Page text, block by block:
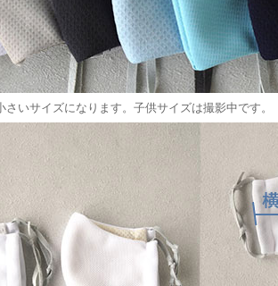
いサイズになります。子供サイズは撮影中です。